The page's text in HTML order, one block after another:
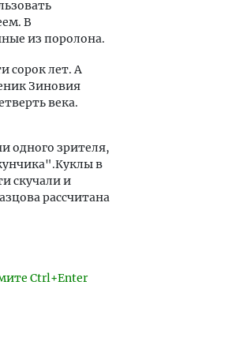
В
из поролона.
сорок лет. А
Зиновия
века.
одного зрителя,
в
скучали и
рассчитана
Ctrl+Enter